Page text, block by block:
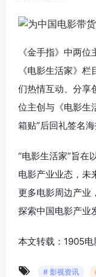
《金手指》中两
《电影生活家》
们热情互动、分享
位主创与《电影生
箱贴”后回礼签名
“电影生活家”旨在
电影产业业态，未
更多电影周边产业
探索中国电影产业
本文转载：1905
# 影视资讯